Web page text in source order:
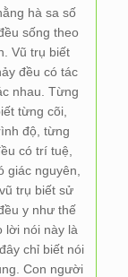
hà sa số
sống theo
Vũ trụ biết
đều có tác
nhau. Từng
từng cõi,
độ, từng
có trí tuệ,
giác nguyên,
trụ biết sử
y như thế
lời nói này là
chỉ biết nói
Con người